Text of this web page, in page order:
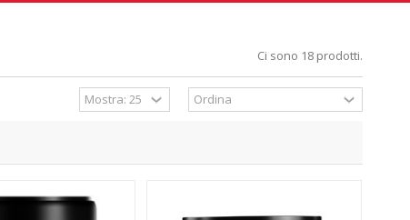
Ci sono 18 prodotti.